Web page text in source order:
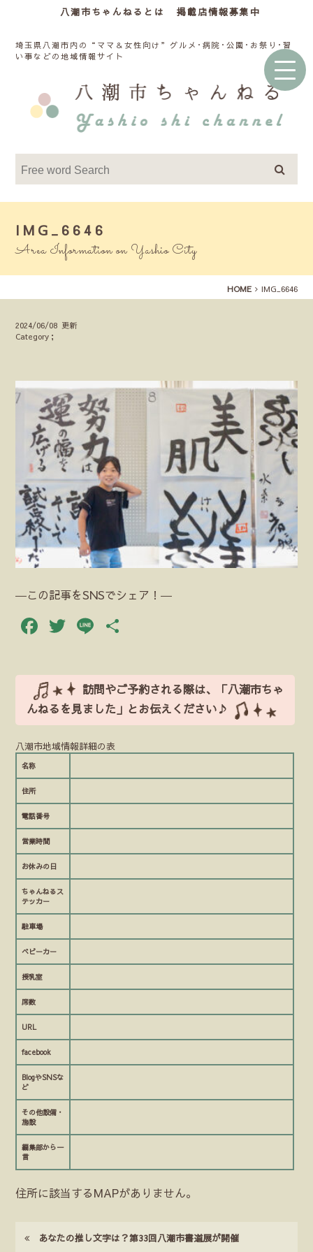
八潮市ちゃんねるとは 掲載店情報募集中
埼玉県八潮市内の“ママ＆女性向け”グルメ･病院･公園･お祭り･習
い事などの地域情報サイト
IMG_6646
Area Information on Yashio City
HOME IMG_6646
2024/06/08 更新
Category；
―この記事をSNSでシェア！―
Facebook
Twitter
Line
訪問やご予約される際は、「八潮市ちゃ
んねるを見ました」とお伝えください♪
八潮市地域情報詳細の表
名称
住所
電話番号
営業時間
お休みの日
ちゃんねるス
テッカー
駐車場
ベビーカー
授乳室
席数
URL
facebook
BlogやSNSな
ど
その他設備・
施設
編集部から一
言
住所に該当するMAPがありません。
あなたの推し文字は？第33回八潮市書道展が開催